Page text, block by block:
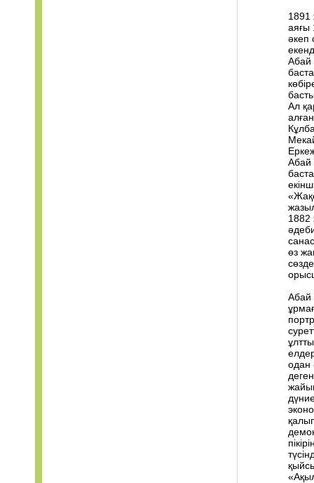
1891
аяғы
әкеп
Абай
Ал
Абай
1882
өз
Абай
одан